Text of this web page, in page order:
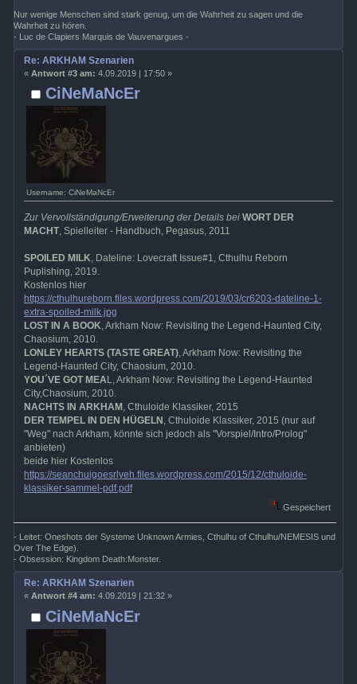
Nur wenige Menschen sind stark genug, um die Wahrheit zu sagen und die
Wahrheit zu hören.
- Luc de Clapiers Marquis de Vauvenargues -
CiNeMaNcEr
Username: CiNeMaNcEr
Re: ARKHAM Szenarien
« Antwort #3 am: 4.09.2019 | 17:50 »
Zur Vervollständigung/Erweiterung der Details bei WORT DER
MACHT, Spielleiter - Handbuch, Pegasus, 2011
SPOILED MILK, Dateline: Lovecraft Issue#1, Cthulhu Reborn
Puplishing, 2019.
Kostenlos hier
https://cthulhureborn.files.wordpress.com/2019/03/cr6203-dateline-1-
extra-spoiled-milk.jpg
LOST IN A BOOK, Arkham Now: Revisiting the Legend-Haunted City,
Chaosium, 2010.
LONLEY HEARTS (TASTE GREAT), Arkham Now: Revisiting the
Legend-Haunted City, Chaosium, 2010.
YOU´VE GOT MEAL, Arkham Now: Revisiting the Legend-Haunted
City,Chaosium, 2010.
NACHTS IN ARKHAM , Cthuloide Klassiker, 2015
DER TEMPEL IN DEN HÜGELN , Cthuloide Klassiker, 2015 (nur auf
"Weg" nach Arkham, könnte sich jedoch als "Vorspiel/Intro/Prolog"
anbieten)
beide hier Kostenlos
https://seanchuigoesrlyeh.files.wordpress.com/2015/12/cthuloide-
klassiker-sammel-pdf.pdf
Gespeichert
- Leitet: Oneshots der Systeme Unknown Armies, Cthulhu of Cthulhu/NEMESIS und
Over The Edge).
- Obsession: Kingdom Death:Monster.
CiNeMaNcEr
Re: ARKHAM Szenarien
« Antwort #4 am: 4.09.2019 | 21:32 »